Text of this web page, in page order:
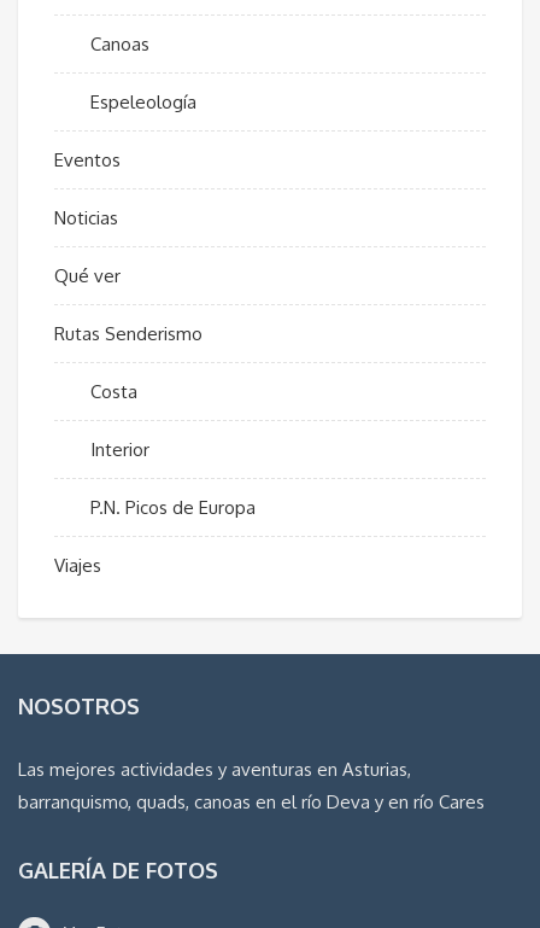
Canoas
Espeleología
Eventos
Noticias
Qué ver
Rutas Senderismo
Costa
Interior
P.N. Picos de Europa
Viajes
NOSOTROS
Las mejores actividades y aventuras en Asturias,
barranquismo, quads, canoas en el río Deva y en río Cares
GALERÍA DE FOTOS